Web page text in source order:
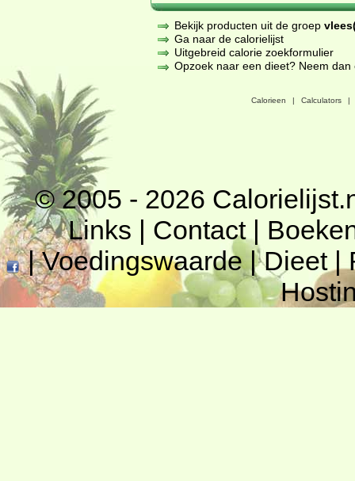
Bekijk producten uit de groep
Ga naar de calorielijst
Uitgebreid calorie zoekformulier
Opzoek naar een dieet? Neem
Calorieen | Calculators |
© 2005 - 2026
Links | Contact|
|Voedingswaarde|Dieet|